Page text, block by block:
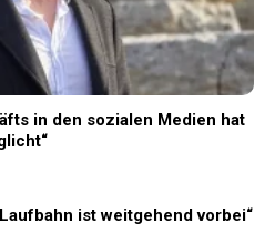
in den sozialen Medien hat
ist weitgehend vorbei“